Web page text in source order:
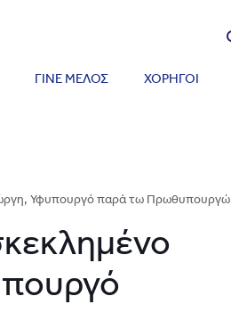
ΓΙΝΕ ΜΕΛΟΣ ΧΟΡΗΓΟΙ
Υφυπουργό παρά τω Πρωθυπουργώ